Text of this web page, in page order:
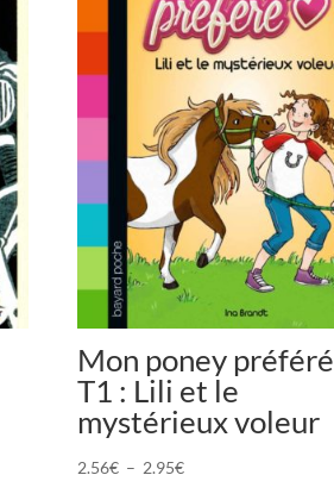
Mon poney préféré
T1 : Lili et le
mystérieux voleur
2.56€ – 2.95€Plage